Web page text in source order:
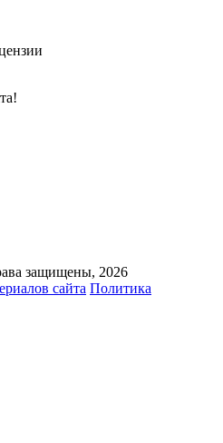
защищены, 2026
сайта Политика